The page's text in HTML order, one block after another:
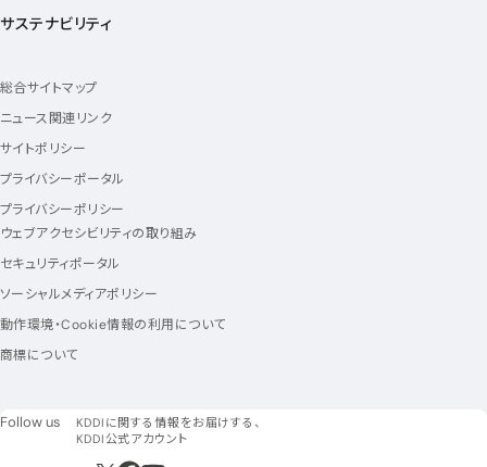
サステナビリティ
総合サイトマップ
ニュース関連リンク
サイトポリシー
プライバシーポータル
プライバシーポリシー
ウェブアクセシビリティの取り組み
セキュリティポータル
ソーシャルメディアポリシー
動作環境・Cookie情報の利用について
商標について
Follow us フォローアス
KDDIに関する情報をお届けする、
KDDI公式アカウント